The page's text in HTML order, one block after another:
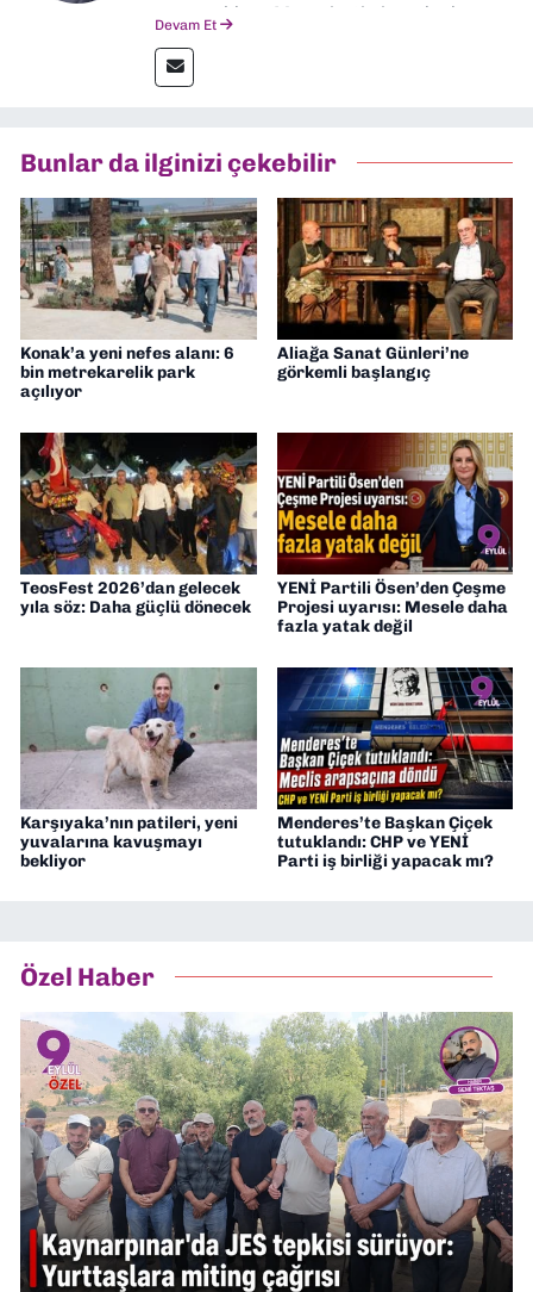
mezun oldum. Mezuniyetimin ardından
Gazetesi gibi yayınlarda görev alarak
gazetecilik kariyerime başladım. Şubat
muhabirliği yapıyorum.
Devam Et
Bunlar da ilginizi çekebilir
Konak’a yeni nefes alanı: 6
bin metrekarelik park
açılıyor
Aliağa Sanat Günleri’ne
görkemli başlangıç
TeosFest 2026’dan gelecek
yıla söz: Daha güçlü dönecek
YENİ Partili Ösen’den Çeşme
Projesi uyarısı: Mesele daha
fazla yatak değil
Karşıyaka’nın patileri, yeni
yuvalarına kavuşmayı
bekliyor
Menderes’te Başkan Çiçek
tutuklandı: CHP ve YENİ
Parti iş birliği yapacak mı?
Özel Haber